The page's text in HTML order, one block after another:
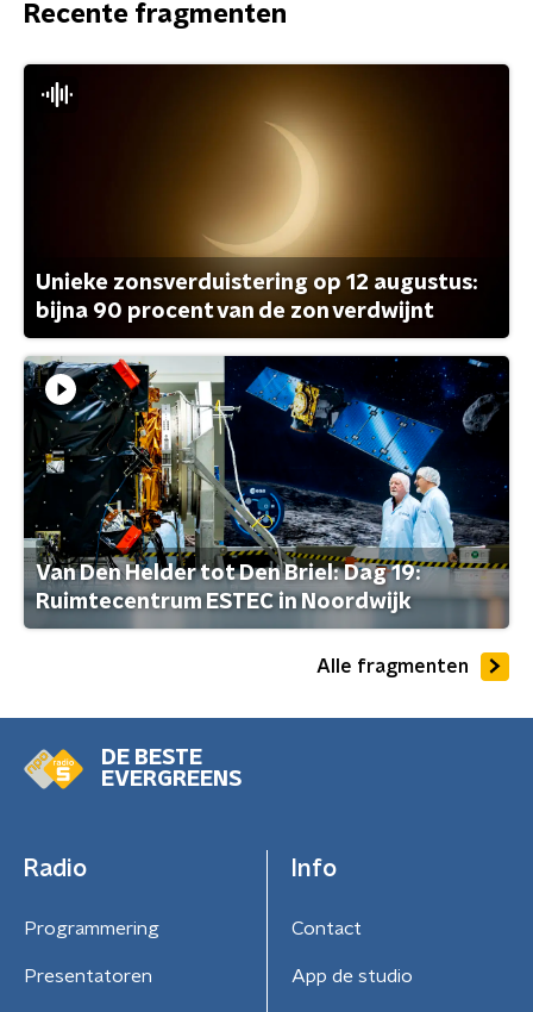
Recente fragmenten
Unieke zonsverduistering op 12 augustus:
bijna 90 procent van de zon verdwijnt
Van Den Helder tot Den Briel: Dag 19:
Ruimtecentrum ESTEC in Noordwijk
Alle fragmenten
DE BESTE
EVERGREENS
Radio
Programmering
Presentatoren
Info
Contact
App de studio